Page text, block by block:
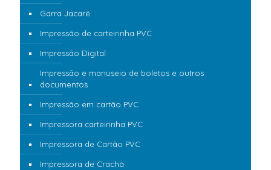
Garra Jacaré
Impressão de carteirinha PVC
Impressão Digital
Impressão e manuseio de boletos e outros
documentos
Impressão em cartão PVC
Impressora carteirinha PVC
Impressora de Cartão PVC
Impressora de Crachá